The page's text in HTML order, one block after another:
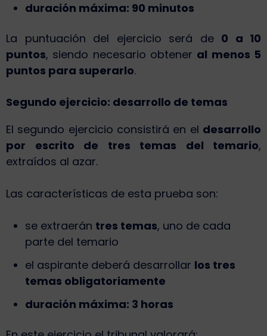
duración máxima: 90 minutos
La puntuación del ejercicio será de 0 a 10
puntos, siendo necesario obtener al menos 5
puntos para superarlo.
Segundo ejercicio: desarrollo de temas
El segundo ejercicio consistirá en el desarrollo
por escrito de tres temas del temario,
extraídos al azar.
Las características de esta prueba son:
se extraerán tres temas, uno de cada
parte del temario
el aspirante deberá desarrollar los tres
temas obligatoriamente
duración máxima: 3 horas